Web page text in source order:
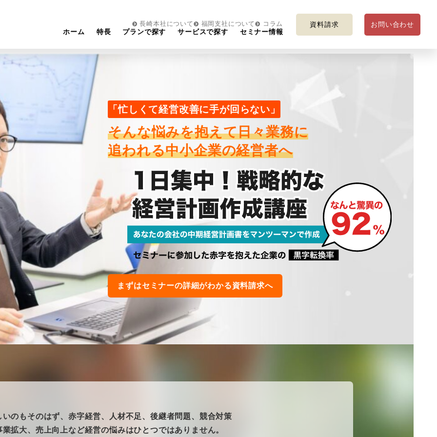
長崎本社について 福岡支社について コラム
ホーム 特長 プランで探す
プラン BPOプラン（経理代行）
ン 生成AI導入支援プラン
ン
ン
サービスで探す セミナー情報
資料請求 お問い合わせ
「忙しくて経営改善に手が回らない」
そんな悩みを抱えて日々業務に
追われる中小企業の経営者へ
まずはセミナーの詳細がわかる資料請求へ
いのもそのはず、赤字経営、人材不足、後継者問題、競合対策
業拡大、売上向上など経営の悩みはひとつではありません。